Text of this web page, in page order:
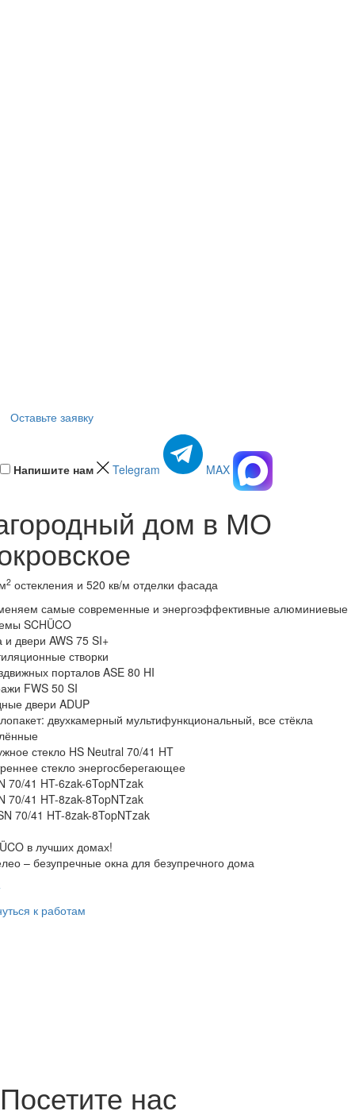
Оставьте заявку
Напишите нам Telegram MAX
дом в МО
2 остекления и 520 кв/м отделки фасада
самые современные и энергоэффективные алюминиевые
SCHÜCO
и двери AWS 75 SI+
створки
порталов ASE 80 HI
FWS 50 SI
двери ADUP
двухкамерный мультифункциональный, все стёкла
стекло HS Neutral 70/41 HT
стекло энергосберегающее
70/41 HT-6zak-6TopNTzak
70/41 HT-8zak-8TopNTzak
70/41 HT-8zak-8TopNTzak
в лучших домах!
– безупречные окна для безупречного дома
к работам
Посетите нас